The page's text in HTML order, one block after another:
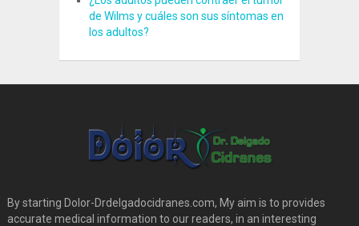
de Wilms y cuáles son sus síntomas en
los adultos?
By starting Dolor-Drdelgadocidranes.com, My aim is to provides
accurate medical information to our readers, in an interesting